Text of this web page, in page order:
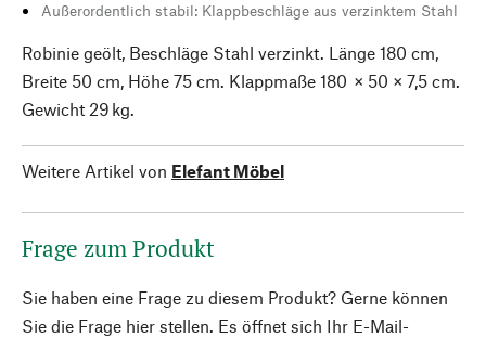
Außerordentlich stabil: Klappbeschläge aus verzinktem Stahl
Robinie geölt, Beschläge Stahl verzinkt. Länge 180 cm,
Breite 50 cm, Höhe 75 cm. Klappmaße 180 × 50 × 7,5 cm.
Gewicht 29 kg.
Weitere Artikel von Elefant Möbel
Frage zum Produkt
Sie haben eine Frage zu diesem Produkt? Gerne können
Sie die Frage hier stellen. Es öffnet sich Ihr E-Mail-